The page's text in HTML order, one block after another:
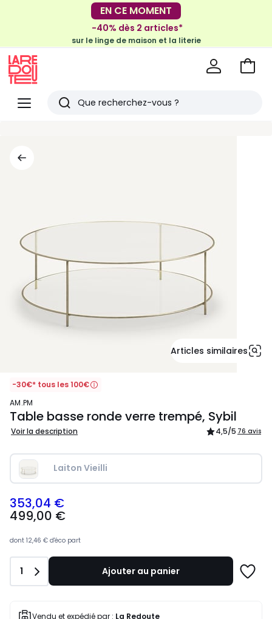
-30€ tous les 100€*
sur le meuble & la déco
EN CE MOMENT
-40% dès 2 articles*
sur le linge de maison et la literie
Menu
Redoute
Rechercher
Voir
Articles similaires
-30€* tous les 100€
AM.PM
Table basse ronde verre trempé, Sybil
Voir la description 4,5/5 76 avis
Laiton Vieilli
499,00
€
à
programme
pour
payer
353,04 €
499,00 €
dont 12,46 € d'éco part
Quantité
1 Ajouter au panier
Vendu et expédié par : La Redoute